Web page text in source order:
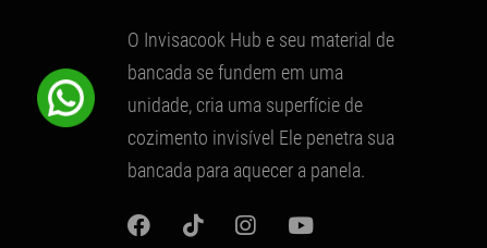
O Invisacook Hub e seu material de
bancada se fundem em uma
unidade, cria uma superfície de
cozimento invisível Ele penetra sua
bancada para aquecer a panela.